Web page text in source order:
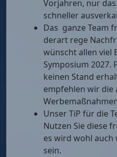
Vorjahren, nur
schneller
Das ganze Team
derart rege
wünscht allen viel
Symposium 2027.
keinen Stand
empfehlen wir die
Unser TiP für die
Nutzen Sie diese
es wird wohl
sein.